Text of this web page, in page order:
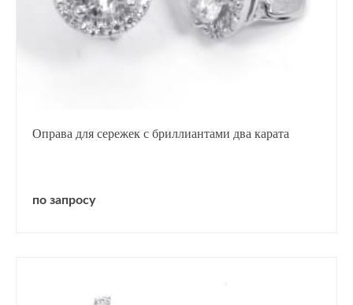
Оправа для сережек с бриллиантами два карата
по запросу